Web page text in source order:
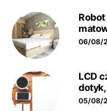
06/08/
LCD
05/08/